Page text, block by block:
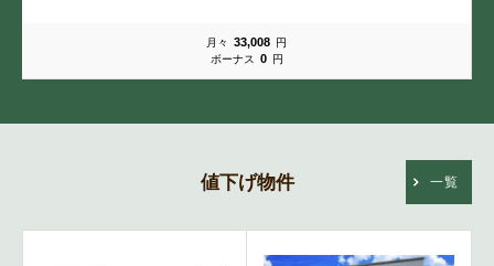
月々 33,008 円
ボーナス
0 円
値下げ物件 一覧